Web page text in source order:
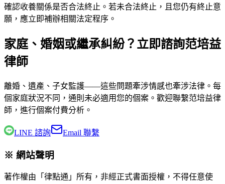
確認收養關係是否合法終止。若未合法終止，且您仍有終止意
願，應立即補辦相關法定程序。
家庭、婚姻或繼承糾紛？立即諮詢范培益
律師
離婚、遺產、子女監護——這些問題牽涉情感也牽涉法律。每
個家庭狀況不同，通則未必適用您的個案。歡迎聯繫范培益律
師 ，進行個案付費分析。
LINE 諮詢 Email 聯繫
※ 網站聲明
著作權由「律點通」所有，非經正式書面授權，不得任意使